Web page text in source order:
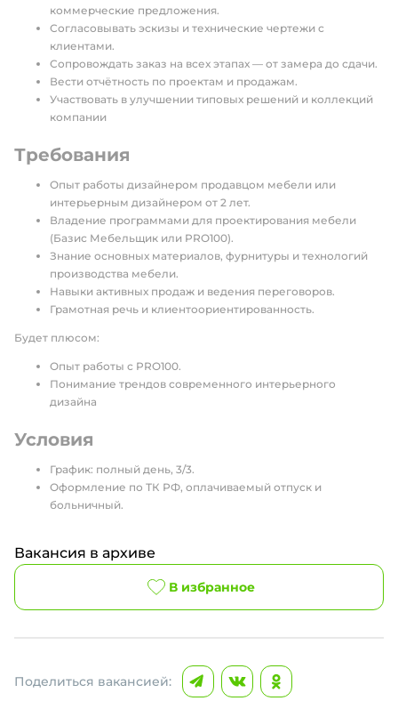
коммерческие предложения.
Согласовывать эскизы и технические чертежи с
клиентами.
Сопровождать заказ на всех этапах — от замера до сдачи.
Вести отчётность по проектам и продажам.
Участвовать в улучшении типовых решений и коллекций
компании
Требования
Опыт работы дизайнером продавцом мебели или
интерьерным дизайнером от 2 лет.
Владение программами для проектирования мебели
(Базис Мебельщик или PRO100).
Знание основных материалов, фурнитуры и технологий
производства мебели.
Навыки активных продаж и ведения переговоров.
Грамотная речь и клиентоориентированность.
Будет плюсом:
Опыт работы с PRO100.
Понимание трендов современного интерьерного
дизайна
Условия
График: полный день, 3/3.
Оформление по ТК РФ, оплачиваемый отпуск и
больничный.
Вакансия в архиве
В избранное
Поделиться вакансией: